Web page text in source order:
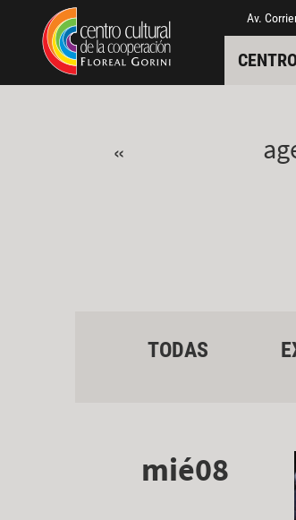
Pasar al contenido principal
Jump to main content Av.
«
TODAS
mié08